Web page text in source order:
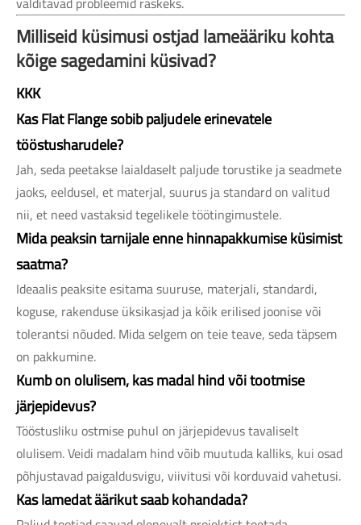
Milliseid küsimusi ostjad lameääriku kohta
kõige sagedamini küsivad?
KKK
Kas Flat Flange sobib paljudele erinevatele
tööstusharudele?
Jah, seda peetakse laialdaselt paljude torustike ja seadmete
jaoks, eeldusel, et materjal, suurus ja standard on valitud
nii, et need vastaksid tegelikele töötingimustele.
Mida peaksin tarnijale enne hinnapakkumise küsimist
saatma?
Ideaalis peaksite esitama suuruse, materjali, standardi,
koguse, rakenduse üksikasjad ja kõik erilised joonise või
tolerantsi nõuded. Mida selgem on teie teave, seda täpsem
on pakkumine.
Kumb on olulisem, kas madal hind või tootmise
järjepidevus?
Tööstusliku ostmise puhul on järjepidevus tavaliselt
olulisem. Veidi madalam hind võib muutuda kalliks, kui osad
põhjustavad paigaldusvigu, viivitusi või korduvaid vahetusi.
Kas lamedat äärikut saab kohandada?